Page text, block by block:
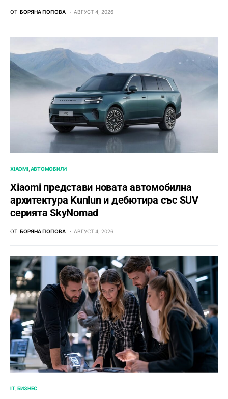
ОТ БОРЯНА ПОПОВА АВГУСТ 4, 2026
XIAOMI АВТОМОБИЛИ
Xiaomi представи новата автомобилна
архитектура Kunlun и дебютира със SUV
серията SkyNomad
ОТ БОРЯНА ПОПОВА АВГУСТ 4, 2026
IT БИЗНЕС